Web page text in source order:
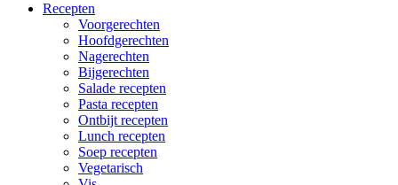
Recepten
Voorgerechten
Hoofdgerechten
Nagerechten
Bijgerechten
Salade recepten
Pasta recepten
Ontbijt recepten
Lunch recepten
Soep recepten
Vegetarisch